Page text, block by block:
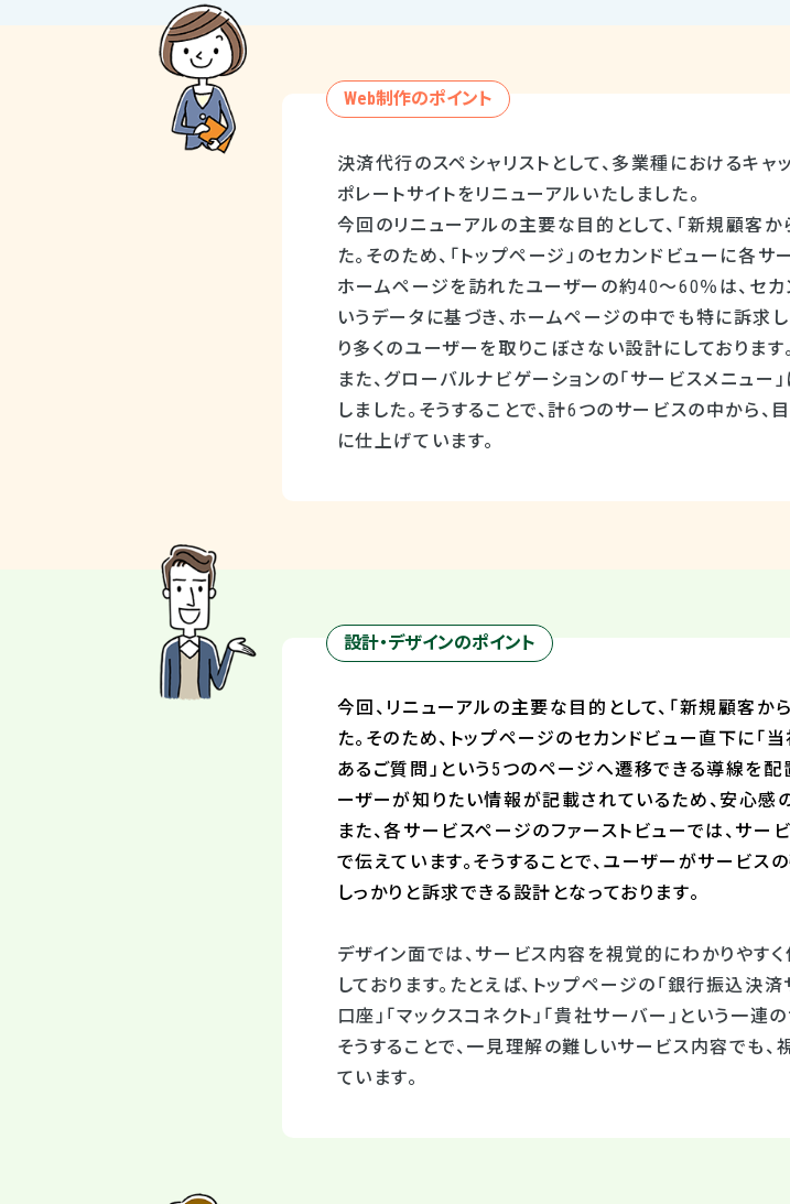
Web制作のポイント
決済代行のスペシャリストとして、多業種におけるキ
ポレートサイトをリニューアルいたしました。
今回のリニューアルの主要な目的として、「新規顧客
た。そのため、「トップページ」のセカンドビューに各
ホームページを訪れたユーザーの約40～60％は、セ
いうデータに基づき、ホームページの中でも特に訴求
り多くのユーザーを取りこぼさない設計にしております。
また、グローバルナビゲーションの「サービスメニュ
しました。そうすることで、計6つのサービスの中から
に仕上げています。
設計・デザインのポイント
今回、リニューアルの主要な目的として、「新規顧客
た。そのため、トップページのセカンドビュー直下に「当
あるご質問」という5つのページへ遷移できる導線を
ーザーが知りたい情報が記載されているため、安心感
また、各サービスページのファーストビューでは、サ
で伝えています。そうすることで、ユーザーがサービ
しっかりと訴求できる設計となっております。
デザイン面では、サービス内容を視覚的にわかりやす
しております。たとえば、トップページの「銀行振込決
口座」「マックスコネクト」「貴社サーバー」という一
そうすることで、一見理解の難しいサービス内容でも
ています。